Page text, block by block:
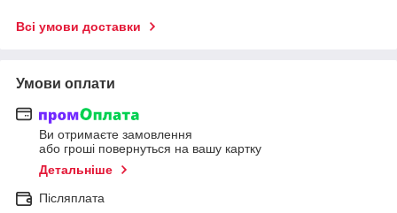
Всі умови доставки
Умови оплати
Ви отримаєте замовлення
або гроші повернуться на вашу картку
Детальніше
Післяплата